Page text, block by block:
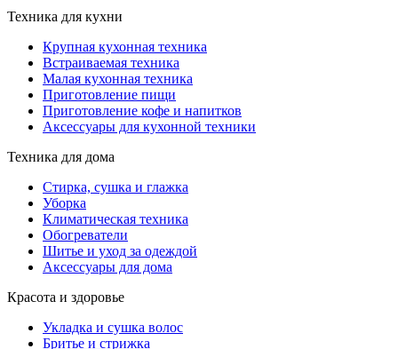
Техника для кухни
Крупная кухонная техника
Встраиваемая техника
Малая кухонная техника
Приготовление пищи
Приготовление кофе и напитков
Аксессуары для кухонной техники
Техника для дома
Стирка, сушка и глажка
Уборка
Климатическая техника
Обогреватели
Шитье и уход за одеждой
Аксессуары для дома
Красота и здоровье
Укладка и сушка волос
Бритье и стрижка